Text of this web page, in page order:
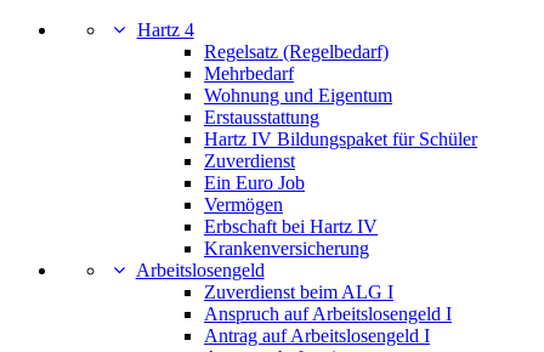
Hartz 4
Regelsatz (Regelbedarf)
Mehrbedarf
Wohnung und Eigentum
Erstausstattung
Hartz IV Bildungspaket für Schüler
Zuverdienst
Ein Euro Job
Vermögen
Erbschaft bei Hartz IV
Krankenversicherung
Arbeitslosengeld
Zuverdienst beim ALG I
Anspruch auf Arbeitslosengeld I
Antrag auf Arbeitslosengeld I